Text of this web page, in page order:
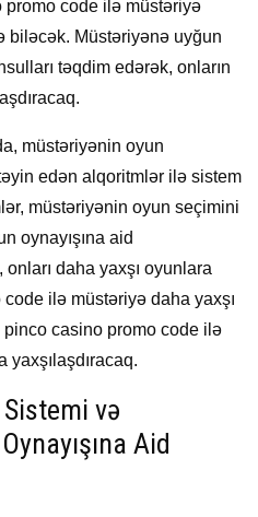
code ilə müstəriyə
biləcək. Müstəriyənə uyğun
təqdim edərək, onların
müstəriyənin oyun
edən alqoritmlər ilə sistem
müstəriyənin oyun seçimini
oynayışına aid
daha yaxşı oyunlara
ilə müstəriyə daha yaxşı
casino promo code ilə
yaxşılaşdıracaq.
və
Aid